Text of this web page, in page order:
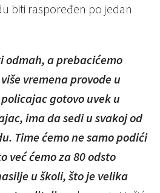
biti raspoređen po jedan
odmah, a prebacićemo
vremena provode u
gotovo uvek u
ima da sedi u svakoj od
Time ćemo ne samo podići
već ćemo za 80 odsto
u školi, što je velika